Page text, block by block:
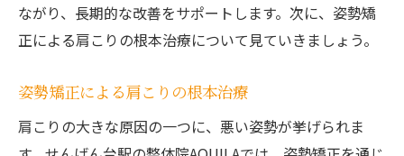
ながり、長期的な改善をサポートします。次に、姿勢矯
正による肩こりの根本治療について見ていきましょう。
姿勢矯正による肩こりの根本治療
肩こりの大きな原因の一つに、悪い姿勢が挙げられま